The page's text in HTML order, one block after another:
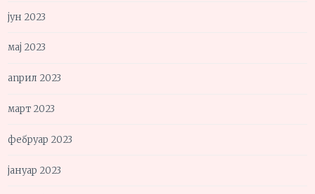
јун 2023
мај 2023
април 2023
март 2023
фебруар 2023
јануар 2023